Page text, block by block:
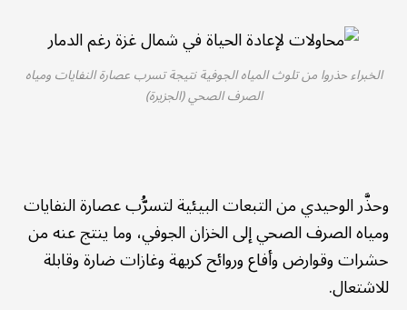
الخبراء حذروا من تلوث المياه الجوفية نتيجة تسرب عصارة النفايات ومياه
الصرف الصحي (الجزيرة)
وحذَّر الوحيدي من التبعات البيئية لتسرُّب عصارة النفايات
ومياه الصرف الصحي إلى الخزان الجوفي، وما ينتج عنه من
حشرات وقوارض وأفاع وروائح كريهة وغازات ضارة وقابلة
للاشتعال.